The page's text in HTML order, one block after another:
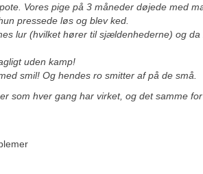
Vores pige på 3 måneder døjede med
pressede løs og blev ked.
lur (hvilket hører til sjældenhederne) og da
uden kamp!
smil! Og hendes ro smitter af på de små.
som hver gang har virket, og det samme